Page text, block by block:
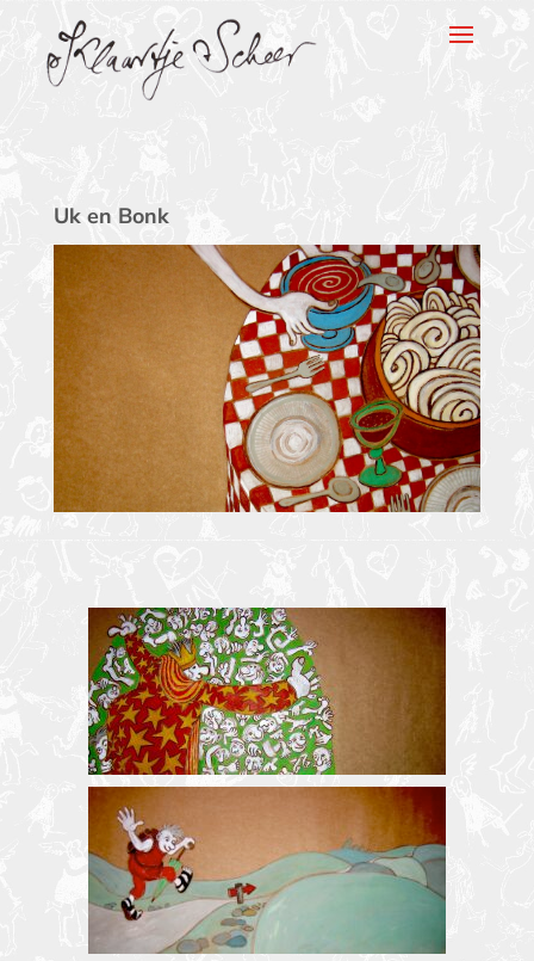
Klaartje Scheer
Uk en Bonk